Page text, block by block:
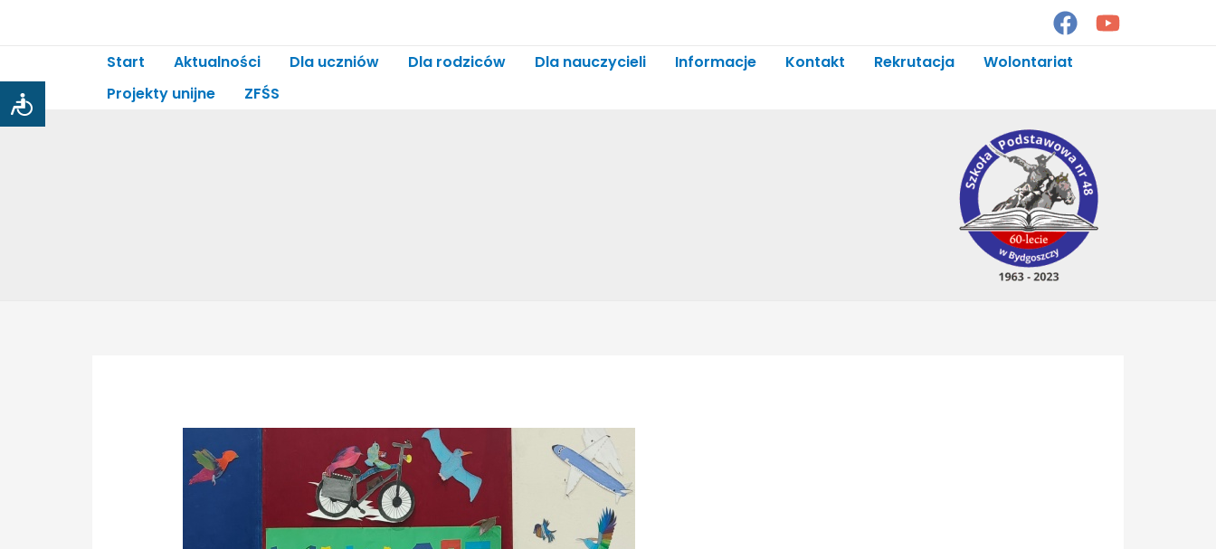
Start Aktualności Dla uczniów Dla rodziców Dla nauczycieli Informacje Kontakt Rekrutacja
Wolontariat
Projekty unijne
ZFŚS